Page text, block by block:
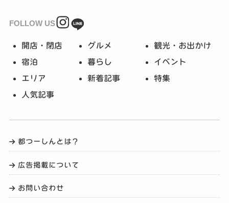
FOLLOW US
開店・閉店 グルメ 観光・お出かけ
宿泊 暮らし イベント
エリア 新着記事 特集
人気記事
都つーしんとは？
広告掲載について
お問い合わせ